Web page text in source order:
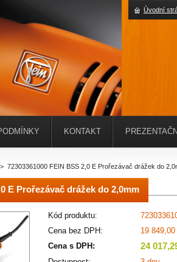
> 72303361000 FEIN BSS 2,0 E Prořezávač drážek do
E Prořezávač drážek do 2,0mm
Kód produktu:
Cena bez DPH:
19
Cena s DPH:
24
KONTAKT
Úvodní